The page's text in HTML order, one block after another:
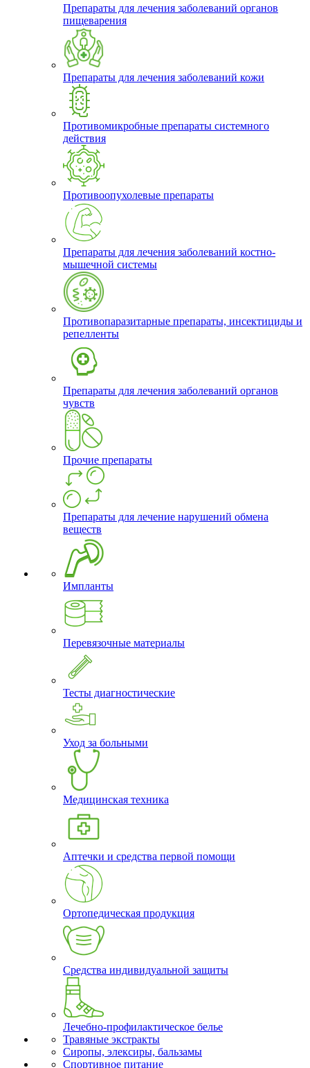
Препараты для лечения заболеваний органов
пищеварения
Препараты для лечения заболеваний кожи
Противомикробные препараты системного
действия
Противоопухолевые препараты
Препараты для лечения заболеваний костно-
мышечной системы
Противопаразитарные препараты, инсектициды и
репелленты
Препараты для лечения заболеваний органов
чувств
Прочие препараты
Препараты для лечение нарушений обмена
веществ
Импланты
Перевязочные материалы
Тесты диагностические
Уход за больными
Медицинская техника
Аптечки и средства первой помощи
Ортопедическая продукция
Средства индивидуальной защиты
Лечебно-профилактическое белье
Травяные экстракты
Сиропы, элексиры, бальзамы
Спортивное питание